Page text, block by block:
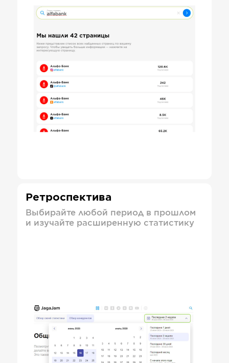
Ретроспектива
Выбирайте любой период в прошлом
и изучайте расширенную статистику